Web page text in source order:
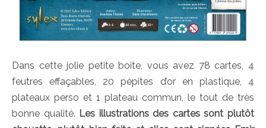
Dans cette jolie petite boite, vous avez 78 cartes, 4
feutres effaçables, 20 pépites d’or en plastique, 4
plateaux perso et 1 plateau commun, le tout de très
bonne qualité. Les illustrations des cartes sont plutôt